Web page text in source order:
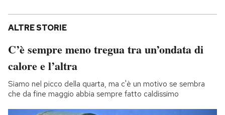
ALTRE STORIE
C’è sempre meno tregua tra un’ondata di
calore e l’altra
Siamo nel picco della quarta, ma c'è un motivo se sembra
che da fine maggio abbia sempre fatto caldissimo